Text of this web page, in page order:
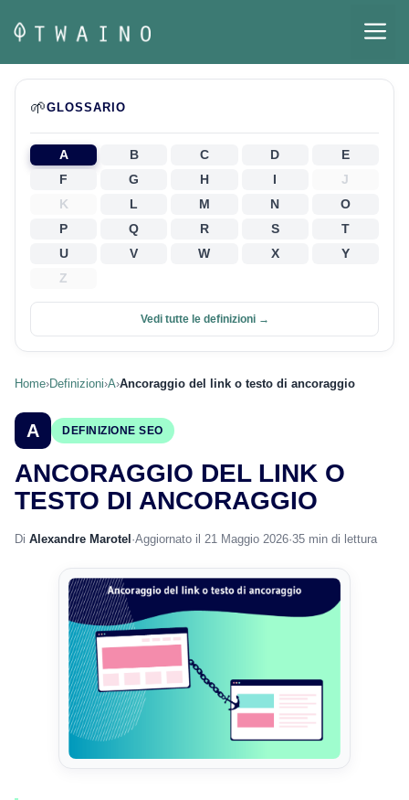
contenuto
🌱GLOSSARIO
A B C D
E
F
G H I
J
K
L M N
O
P
Q R S
T
U
V W X
Y
Z
Vedi tutte le definizioni →
Home›Definizioni›A›Ancoraggio del link o testo di ancoraggio
A DEFINIZIONE SEO
ANCORAGGIO DEL LINK O
TESTO DI ANCORAGGIO
Di Alexandre Marotel ·Aggiornato il 21 Maggio 2026·35 min di lettura